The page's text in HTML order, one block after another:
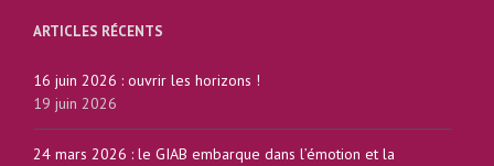
ARTICLES RÉCENTS
16 juin 2026 : ouvrir les horizons !
19 juin 2026
24 mars 2026 : le GIAB embarque dans l’émotion et la